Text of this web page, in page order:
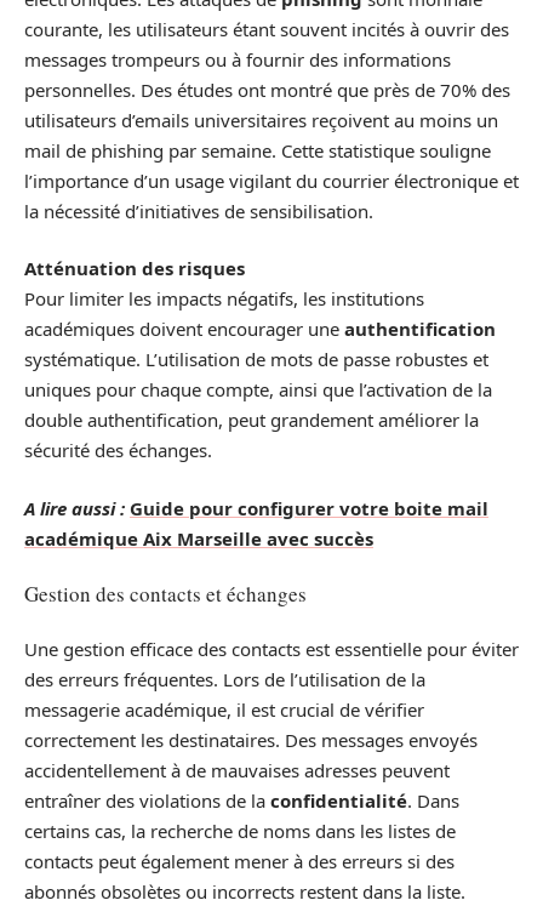
courante, les utilisateurs étant souvent incités à ouvrir des
messages trompeurs ou à fournir des informations
personnelles. Des études ont montré que près de 70% des
utilisateurs d’emails universitaires reçoivent au moins un
mail de phishing par semaine. Cette statistique souligne
l’importance d’un usage vigilant du courrier électronique et
la nécessité d’initiatives de sensibilisation.
Atténuation des risques
Pour limiter les impacts négatifs, les institutions
académiques doivent encourager une authentification
systématique. L’utilisation de mots de passe robustes et
uniques pour chaque compte, ainsi que l’activation de la
double authentification, peut grandement améliorer la
sécurité des échanges.
A lire aussi : Guide pour configurer votre boite mail
académique Aix Marseille avec succès
Gestion des contacts et échanges
Une gestion efficace des contacts est essentielle pour éviter
des erreurs fréquentes. Lors de l’utilisation de la
messagerie académique, il est crucial de vérifier
correctement les destinataires. Des messages envoyés
accidentellement à de mauvaises adresses peuvent
entraîner des violations de la confidentialité. Dans
certains cas, la recherche de noms dans les listes de
contacts peut également mener à des erreurs si des
abonnés obsolètes ou incorrects restent dans la liste.